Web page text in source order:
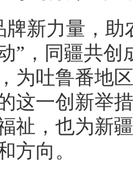
牌新力量，
”，同疆共创
为吐鲁番地
这一创新举
祉，也为新
方向。